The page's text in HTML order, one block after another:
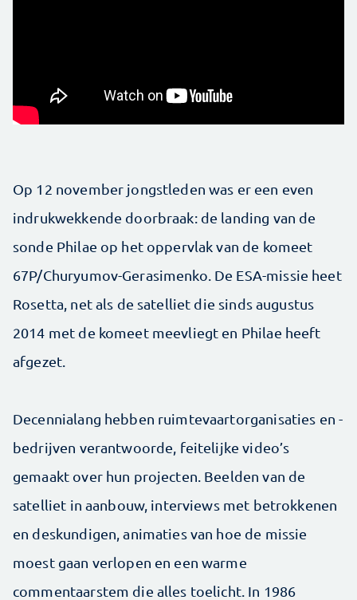
Op 12 november jongstleden was er een even
indrukwekkende doorbraak: de landing van de
sonde Philae op het oppervlak van de komeet
67P/Churyumov-Gerasimenko. De ESA-missie heet
Rosetta, net als de satelliet die sinds augustus
2014 met de komeet meevliegt en Philae heeft
afgezet.
Decennialang hebben ruimtevaartorganisaties en -
bedrijven verantwoorde, feitelijke video’s
gemaakt over hun projecten. Beelden van de
satelliet in aanbouw, interviews met betrokkenen
en deskundigen, animaties van hoe de missie
moest gaan verlopen en een warme
commentaarstem die alles toelicht. In 1986